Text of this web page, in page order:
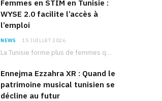
Femmes en STIM en Tunisie :
WYSE 2.0 facilite l’accès à
l’emploi
NEWS 15 JUILLET 2026
La Tunisie forme plus de femmes que d’hommes dans les filières scientifiques. Pourtant, pour beaucoup…
Ennejma Ezzahra XR : Quand le
patrimoine musical tunisien se
décline au futur